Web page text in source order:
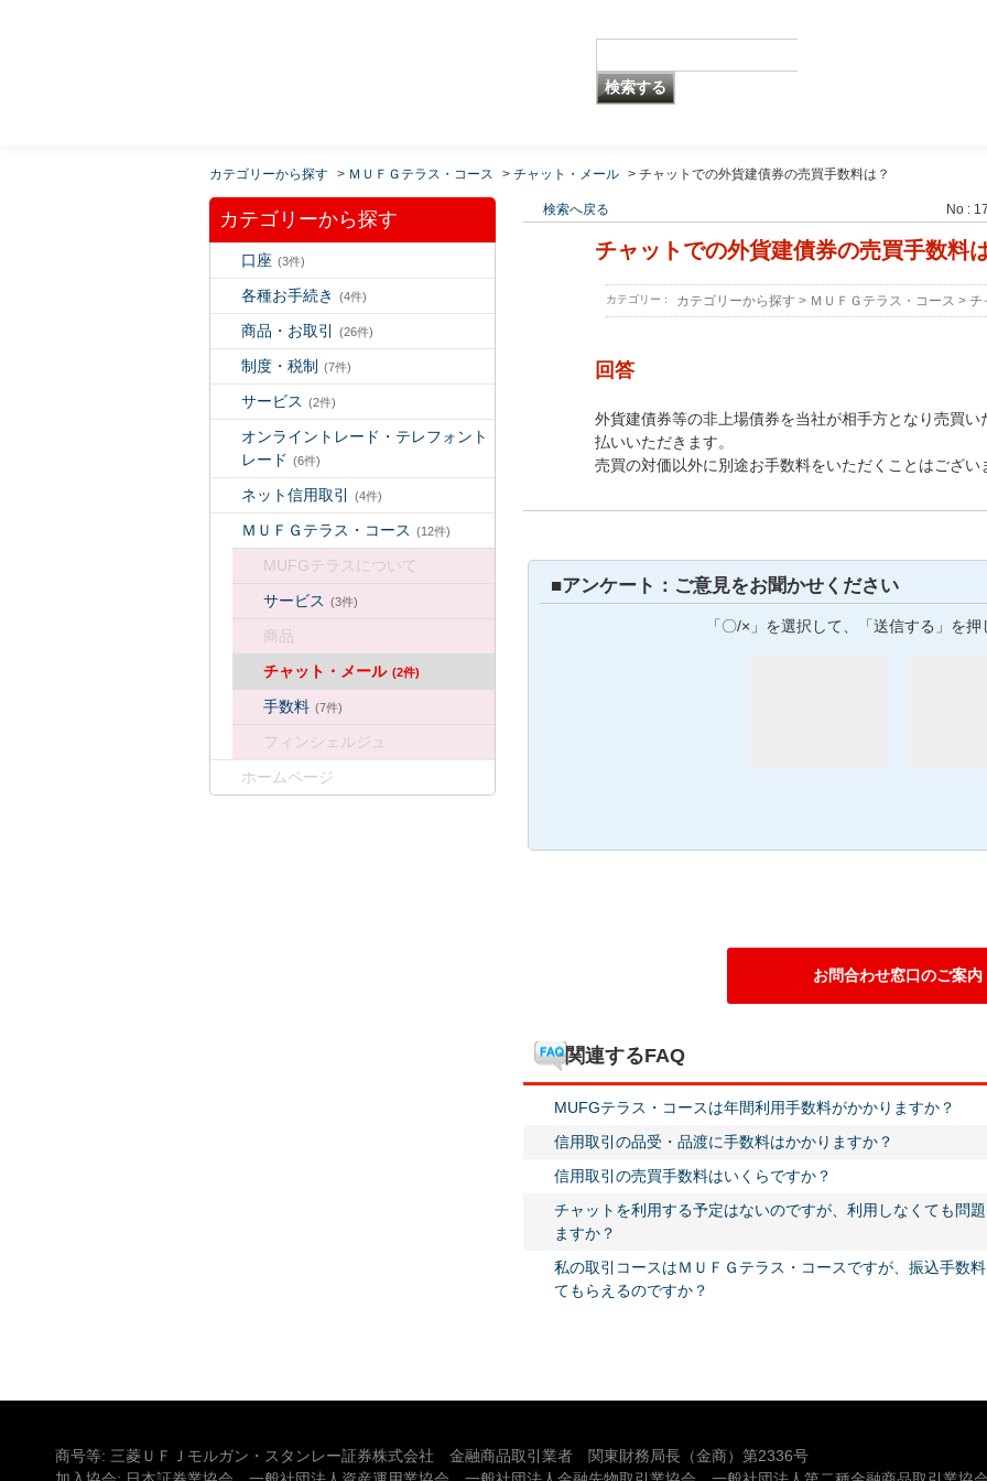
カテゴリーから探す > ＭＵＦＧテラス・コース > チャット・メール > チャットでの外貨建債券の売買手数料は？
カテゴリーから探す
口座 (3件)
各種お手続き (4件)
商品・お取引 (26件)
制度・税制 (7件)
サービス (2件)
オンライントレード・テレフォント
レード (6件)
ネット信用取引 (4件)
ＭＵＦＧテラス・コース (12件)
MUFGテラスについて
サービス (3件)
商品
チャット・メール (2件)
手数料 (7件)
フィンシェルジュ
ホームページ
検索へ戻る No :
チャットでの外貨建債券の売買手数料
カテゴリー : カテゴリーから探す > ＭＵＦＧテラス・コース > チ
回答
外貨建債券等の非上場債券を当社が相手方となり売買
払いいただきます。
売買の対価以外に別途お手数料をいただくことはござい
■アンケート：ご意見をお聞かせください
「〇/×」を選択して、「送信する」を押
お問合わせ窓口のご案内
関連するFAQ
MUFGテラス・コースは年間利用手数料がかかりますか？
信用取引の品受・品渡に手数料はかかりますか？
信用取引の売買手数料はいくらですか？
チャットを利用する予定はないのですが、利用しなくても問
ますか？
私の取引コースはＭＵＦＧテラス・コースですが、振込手数
てもらえるのですか？
商号等: 三菱ＵＦＪモルガン・スタンレー証券株式会社 金融商品取引業者 関東財務局長（金商）第2336号